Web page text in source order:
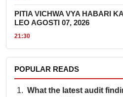
PITIA VICHWA VYA HABARI
LEO AGOSTI 07, 2026
21:30
POPULAR READS
What the latest audit